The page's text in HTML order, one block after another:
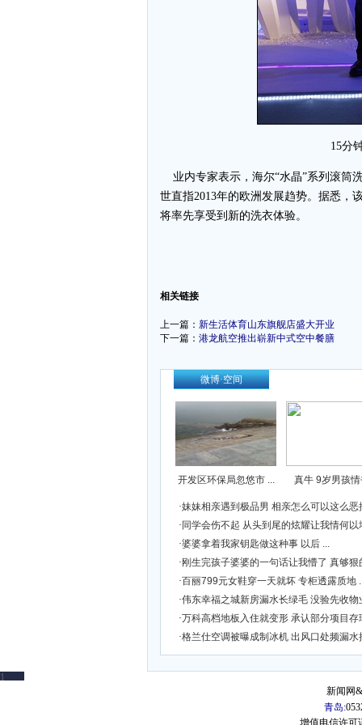
15分
业内专家表示，海尔“水晶”系列滚筒
世直指2013年的欧洲发展趋势。据悉，
将率先享受到新的洗衣体验。
相关链接
上一篇： 新生活体育山东旗舰店盛大开业
下一篇： 港龙航空推出崭新中式空中餐膳